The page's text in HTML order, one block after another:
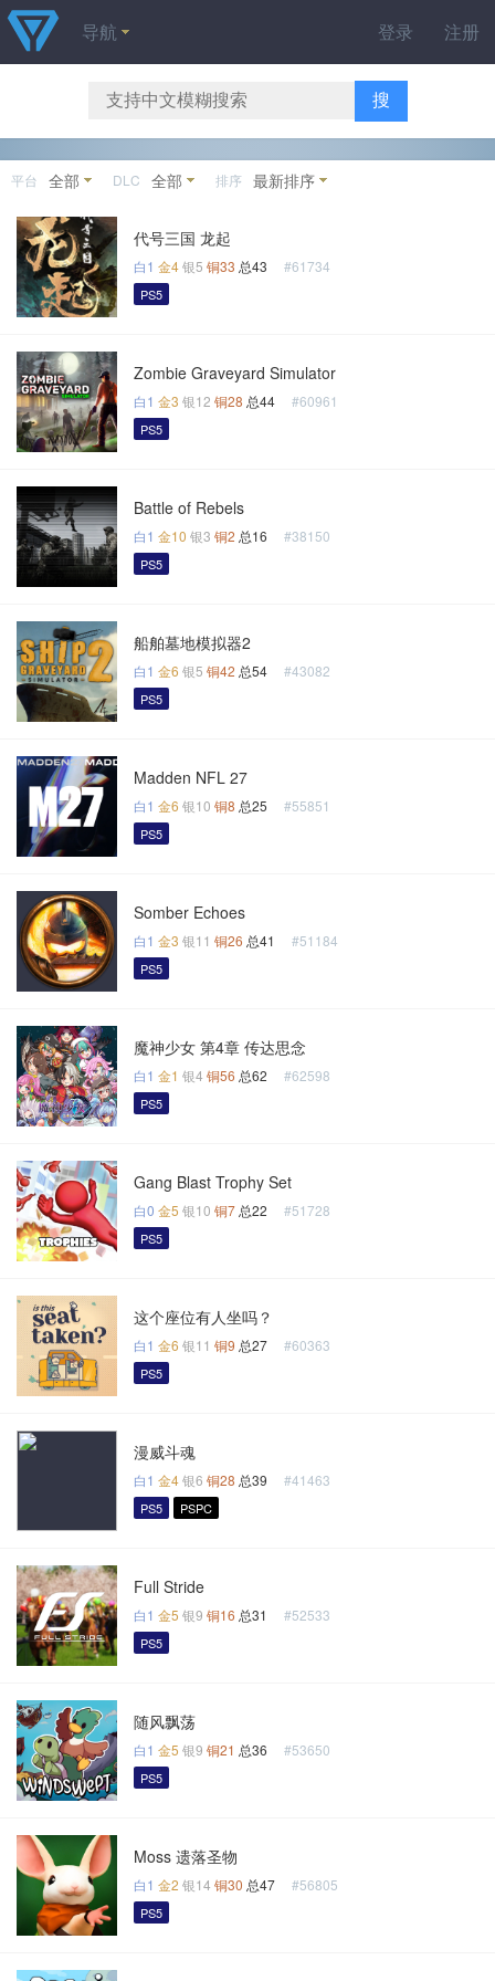
登录 注册
导航
搜
平台 全部 DLC 全部 排序 最新排序
代号三国 龙起
白1 金4银5 铜33 总43 #61734
PS5
Zombie Graveyard Simulator
白1 金3 银12 铜28 总44 #60961
PS5
Battle of Rebels
白1 金10 银3 铜2 总16 #38150
PS5
船舶墓地模拟器2
白1 金6 银5 铜42 总54 #43082
PS5
Madden NFL 27
白1 金6 银10 铜8 总25 #55851
PS5
Somber Echoes
白1 金3 银11 铜26 总41 #51184
PS5
魔神少女 第4章 传达思念
白1 金1 银4 铜56 总62 #62598
PS5
Gang Blast Trophy Set
白0 金5 银10 铜7 总22 #51728
PS5
这个座位有人坐吗？
白1 金6 银11 铜9 总27 #60363
PS5
漫威斗魂
白1 金4银6 铜28 总39 #41463
PS5 PSPC
Full Stride
白1 金5 银9 铜16 总31 #52533
PS5
随风飘荡
白1 金5 银9 铜21 总36 #53650
PS5
Moss 遗落圣物
白1 金2 银14 铜30 总47 #56805
PS5